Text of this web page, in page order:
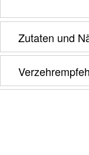
Zutaten und